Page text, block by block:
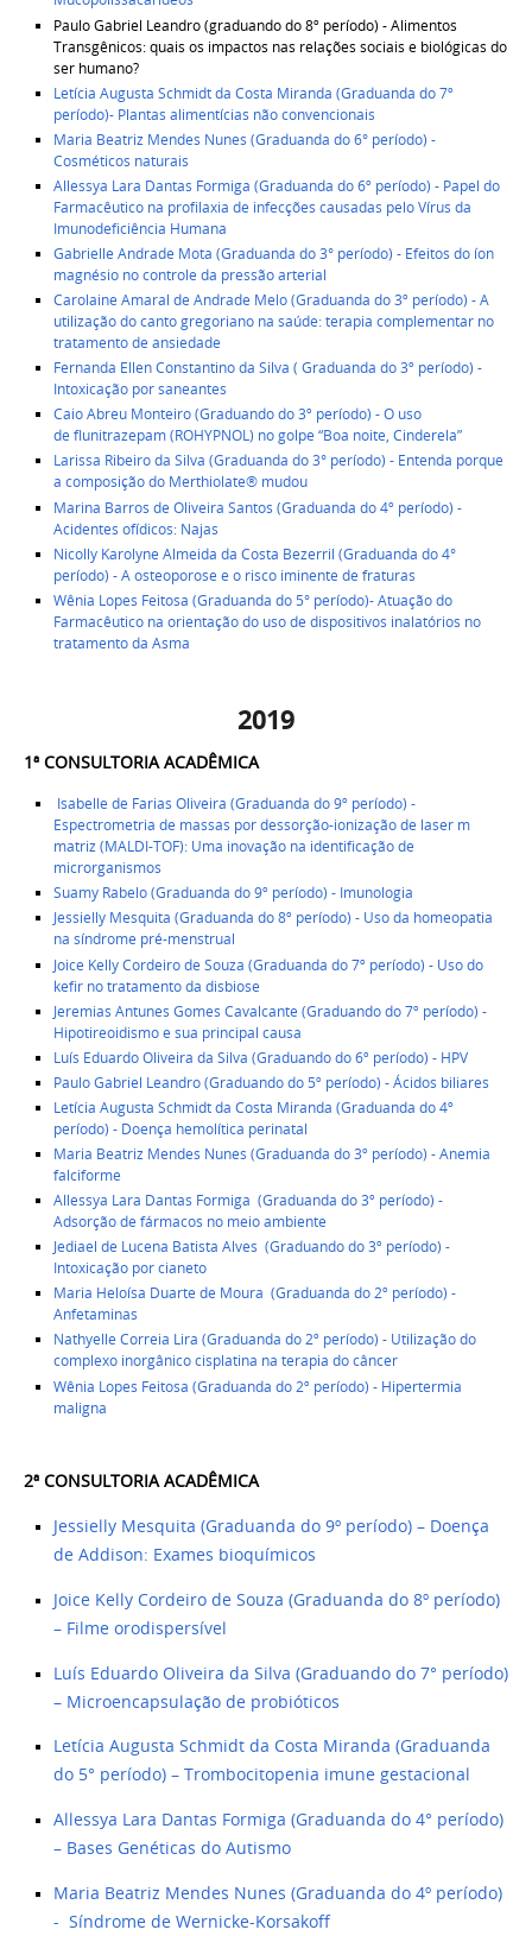
Paulo Gabriel Leandro (graduando do 8º período) - Alimentos
Transgênicos: quais os impactos nas relações sociais e biológicas do
ser humano?
Letícia Augusta Schmidt da Costa Miranda (Graduanda do 7º
período)- Plantas alimentícias não convencionais
Maria Beatriz Mendes Nunes (Graduanda do 6° período) -
Cosméticos naturais
Allessya Lara Dantas Formiga (Graduanda do 6º período) - Papel do
Farmacêutico na profilaxia de infecções causadas pelo Vírus da
Imunodeficiência Humana
Gabrielle Andrade Mota (Graduanda do 3° período) - Efeitos do íon
magnésio no controle da pressão arterial
Carolaine Amaral de Andrade Melo (Graduanda do 3º período) - A
utilização do canto gregoriano na saúde: terapia complementar no
tratamento de ansiedade
Fernanda Ellen Constantino da Silva ( Graduanda do 3º período) -
Intoxicação por saneantes
Caio Abreu Monteiro (Graduando do 3º período) -O uso
de flunitrazepam(ROHYPNOL) nogolpe “Boa noite, Cinderela”
Larissa Ribeiro da Silva (Graduanda do 3° período) - Entenda porque
a composição do Merthiolate® mudou
Marina Barros de Oliveira Santos (Graduanda do 4º período) -
Acidentes ofídicos: Najas
Nicolly Karolyne Almeida da Costa Bezerril (Graduanda do 4°
período) - A osteoporose e o risco iminente de fraturas
Wênia Lopes Feitosa (Graduanda do 5° período)- Atuação do
Farmacêutico na orientação do uso de dispositivos inalatórios no
tratamento da Asma
2019
1ª CONSULTORIA ACADÊMICA ​
Isabelle de Farias Oliveira (Graduanda do 9º período) -
Espectrometria de massas por dessorção-ionização de laser m
matriz (MALDI-TOF): Uma inovação na identificação de
microrganismos
Suamy Rabelo (Graduanda do 9º período) - Imunologia
Jessielly Mesquita (Graduanda do 8º período) - Uso da homeopatia
na síndrome pré-menstrual
Joice Kelly Cordeiro de Souza (Graduanda do 7º período) - Uso do
kefir no tratamento da disbiose
Jeremias Antunes Gomes Cavalcante (Graduando do 7º período) -
Hipotireoidismo e sua principal causa
Luís Eduardo Oliveira da Silva (Graduando do 6º período) - HPV
Paulo Gabriel Leandro (Graduando do 5º período) - Ácidos biliares
Letícia Augusta Schmidt da Costa Miranda (Graduanda do 4º
período) - Doença hemolítica perinatal
Maria Beatriz Mendes Nunes (Graduanda do 3º período) - Anemia
falciforme
Allessya Lara Dantas Formiga (Graduanda do 3º período) -
Adsorção de fármacos no meio ambiente
Jediael de Lucena Batista Alves (Graduando do 3º período) -
Intoxicação por cianeto
Maria Heloísa Duarte de Moura (Graduanda do 2º período) -
Anfetaminas
Nathyelle Correia Lira (Graduanda do 2º período) - Utilização do
complexo inorgânico cisplatina na terapia do câncer
Wênia Lopes Feitosa (Graduanda do 2º período) - Hipertermia
maligna
2ª CONSULTORIA ACADÊMICA
Jessielly Mesquita (Graduanda do 9º período) – Doença
de Addison: Exames bioquímicos
Joice Kelly Cordeiro de Souza (Graduanda do 8º período)
– Filme orodispersível
Luís Eduardo Oliveira da Silva (Graduando do 7° período)
– Microencapsulação de probióticos
Letícia Augusta Schmidt da Costa Miranda (Graduanda
do 5° período) – Trombocitopenia imune gestacional
Allessya Lara Dantas Formiga (Graduanda do 4° período)
– Bases Genéticas do Autismo
Maria Beatriz Mendes Nunes (Graduanda do 4º período)
- Síndrome de Wernicke-Korsakoff